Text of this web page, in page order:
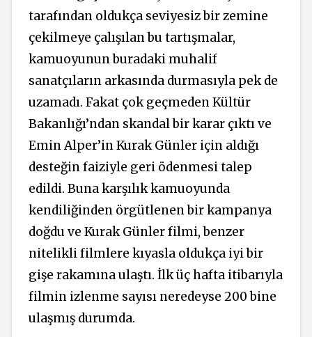
tarafından oldukça seviyesiz bir zemine
çekilmeye çalışılan bu tartışmalar,
kamuoyunun buradaki muhalif
sanatçıların arkasında durmasıyla pek de
uzamadı. Fakat çok geçmeden Kültür
Bakanlığı’ndan skandal bir karar çıktı ve
Emin Alper’in Kurak Günler için aldığı
desteğin faiziyle geri ödenmesi talep
edildi. Buna karşılık kamuoyunda
kendiliğinden örgütlenen bir kampanya
doğdu ve Kurak Günler filmi, benzer
nitelikli filmlere kıyasla oldukça iyi bir
gişe rakamına ulaştı. İlk üç hafta itibarıyla
filmin izlenme sayısı neredeyse 200 bine
ulaşmış durumda.